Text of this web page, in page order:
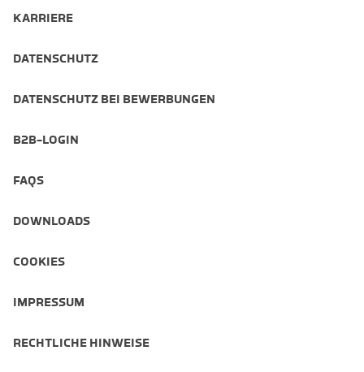
KARRIERE
DATENSCHUTZ
DATENSCHUTZ BEI BEWERBUNGEN
B2B-LOGIN
FAQS
DOWNLOADS
COOKIES
IMPRESSUM
RECHTLICHE HINWEISE